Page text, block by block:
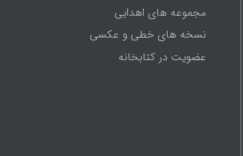
مجموعه های اهدایی
نسخه های خطی و عکسی
عضویت در کتابخانه